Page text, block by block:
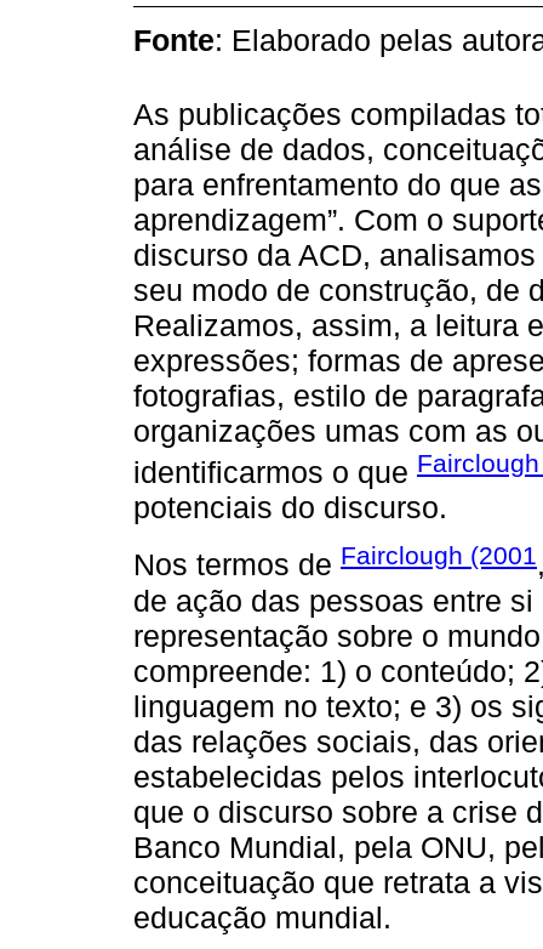
Fonte: Elaborado pelas
As publicações compiladas
análise de dados,
para enfrentamento do que
aprendizagem”. Com o
discurso da ACD,
seu modo de construção, de
Realizamos, assim, a leitura
expressões; formas de
fotografias, estilo de
organizações umas com as
identificarmos o que
potenciais do discurso.
Nos termos de Fairclough (2001
de ação das pessoas entre
representação sobre o
compreende: 1) o conteúdo;
linguagem no texto; e 3) os
das relações sociais, das
estabelecidas pelos
que o discurso sobre a crise
Banco Mundial, pela ONU,
conceituação que retrata a
educação mundial.